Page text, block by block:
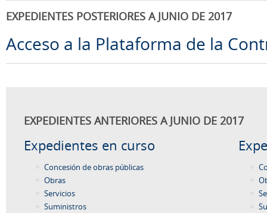
EXPEDIENTES POSTERIORES A JUNIO DE 2017
Acceso a la Plataforma de la
EXPEDIENTES ANTERIORES A JUNIO DE 2017
Expedientes en curso
Concesión de obras públicas
Obras
Servicios
Suministros